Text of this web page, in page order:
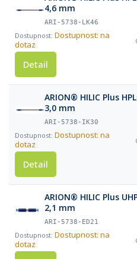
4,6 mm
ARI-5738-LK46
Dostupnost: na
dotaz
Detail
ARION® HILIC Plus
3,0 mm
ARI-5738-IK30
Dostupnost: na
dotaz
Detail
ARION® HILIC Plus
2,1 mm
ARI-5738-ED21
Dostupnost: na
dotaz